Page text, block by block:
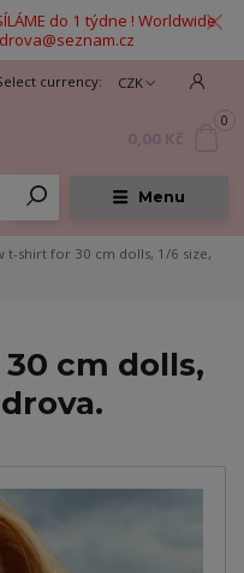
do 1 týdne ! Worldwide
Menu
CZK
0
t-shirt for 30 cm dolls, 1/6 size,
cm dolls,